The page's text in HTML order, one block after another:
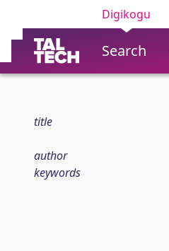
Digikogu
Search
title
author
keywords